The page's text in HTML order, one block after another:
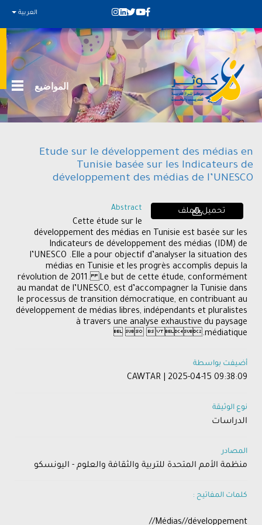
العربية
المواضيع
Etude sur le développement des médias en
Tunisie basée sur les Indicateurs de
développement des médias de l’UNESCO
تحميل الملف Abstract
Cette étude sur le
développement des médias en Tunisie est basée sur les
Indicateurs de développement des médias (IDM) de
l’UNESCO .Elle a pour objectif d’analyser la situation des
médias en Tunisie et les progrès accomplis depuis la
révolution de 2011. Le but de cette étude, conformément
au mandat de l’UNESCO, est d’accompagner la Tunisie dans
le processus de transition démocratique, en contribuant au
développement de médias libres, indépendants et pluralistes
à travers une analyse exhaustive du paysage
médiatique.   
أضيفت بواسطة
CAWTAR | 2025-04-15 09:38:09
نوع الوثيقة
الدراسات
المصادر
منظمة الأمم المتحدة للتربية والثقافة والعلوم - اليونسكو
كلمات المفاتيح :
Médias//développement//